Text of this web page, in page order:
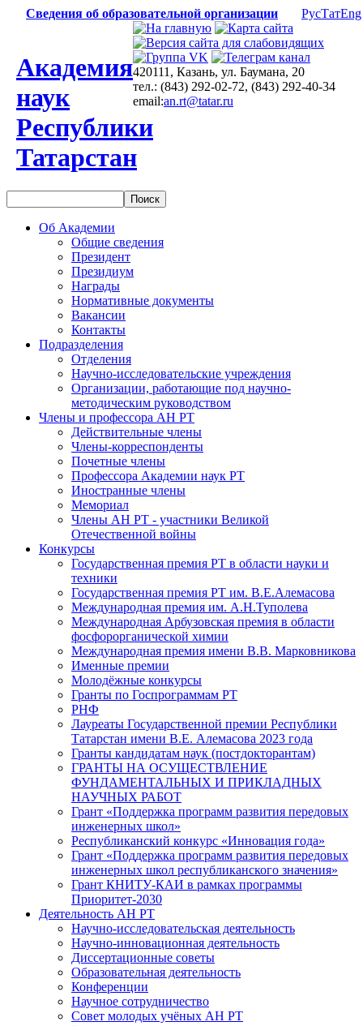
Сведения об образовательной организации РусТатEng
Академия
наук
Республики
Татарстан
420111, Казань, ул. Баумана, 20
тел.: (843) 292-02-72, (843) 292-40-34
email:an.rt@tatar.ru
Об Академии
Общие сведения
Президент
Президиум
Награды
Нормативные документы
Вакансии
Контакты
Подразделения
Отделения
Научно-исследовательские учреждения
Организации, работающие под научно-
методическим руководством
Члены и профессора АН РТ
Действительные члены
Члены-корреспонденты
Почетные члены
Профессора Академии наук РТ
Иностранные члены
Мемориал
Члены АН РТ - участники Великой
Отечественной войны
Конкурсы
Государственная премия РТ в области науки и
техники
Государственная премия РТ им. В.Е.Алемасова
Международная премия им. А.Н.Туполева
Международная Арбузовская премия в области
фосфорорганической химии
Международная премия имени В.В. Марковникова
Именные премии
Молодёжные конкурсы
Гранты по Госпрограммам РТ
РНФ
Лауреаты Государственной премии Республики
Татарстан имени В.Е. Алемасова 2023 года
Гранты кандидатам наук (постдокторантам)
ГРАНТЫ НА ОСУЩЕСТВЛЕНИЕ
ФУНДАМЕНТАЛЬНЫХ И ПРИКЛАДНЫХ
НАУЧНЫХ РАБОТ
Грант «Поддержка программ развития передовых
инженерных школ»
Республиканский конкурс «Инновация года»
Грант «Поддержка программ развития передовых
инженерных школ республиканского значения»
Грант КНИТУ-КАИ в рамках программы
Приоритет-2030
Деятельность АН РТ
Научно-исследовательская деятельность
Научно-инновационная деятельность
Диссертационные советы
Образовательная деятельность
Конференции
Научное сотрудничество
Совет молодых учёных АН РТ